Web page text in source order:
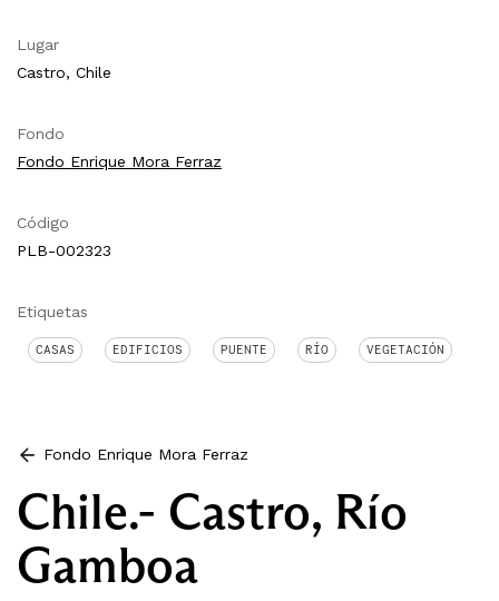
Lugar
Castro, Chile
Fondo
Fondo Enrique Mora Ferraz
Código
PLB-002323
Etiquetas
CASAS EDIFICIOS PUENTE RÍO VEGETACIÓN
Fondo Enrique Mora Ferraz
Chile.- Castro, Río
Gamboa